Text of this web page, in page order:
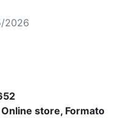
2026
store, Formato